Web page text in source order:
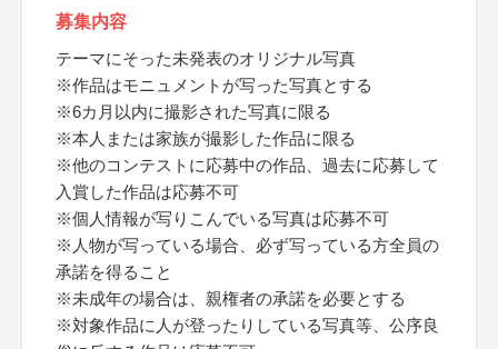
募集内容
テーマにそった未発表のオリジナル写真
※作品はモニュメントが写った写真とする
※6カ月以内に撮影された写真に限る
※本人または家族が撮影した作品に限る
※他のコンテストに応募中の作品、過去に応募して
入賞した作品は応募不可
※個人情報が写りこんでいる写真は応募不可
※人物が写っている場合、必ず写っている方全員の
承諾を得ること
※未成年の場合は、親権者の承諾を必要とする
※対象作品に人が登ったりしている写真等、公序良